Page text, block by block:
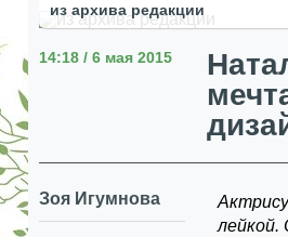
из архива редакции
14:18 / 6 мая 2015
Зоя Игумнова
лейкой.